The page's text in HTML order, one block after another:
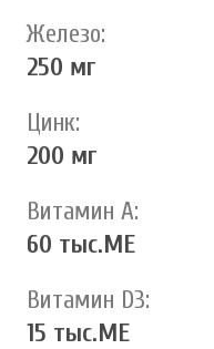
Железо:
250 мг
Цинк:
200 мг
Витамин А:
60 тыс.МЕ
Витамин D3:
15 тыс.МЕ